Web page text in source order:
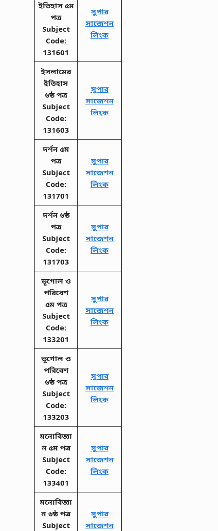
ইতিহাস ৫ম
পত্র
Subject
Code:
131601
সুপার
সাজেশন
লিংক
ইসলামের
ইতিহাস
৬ষ্ঠ পত্র
Subject
Code:
131603
সুপার
সাজেশন
লিংক
দর্শন ৫ম
পত্র
Subject
Code:
131701
সুপার
সাজেশন
লিংক
দর্শন ৬ষ্ঠ
পত্র
Subject
Code:
131703
সুপার
সাজেশন
লিংক
ভূগোল ও
পরিবেশ
৫ম পত্র
Subject
Code:
133201
সুপার
সাজেশন
লিংক
ভূগোল ও
পরিবেশ
৬ষ্ঠ পত্র
Subject
Code:
133203
সুপার
সাজেশন
লিংক
মনোবিজ্ঞা
ন ৫ম পত্র
Subject
Code:
133401
সুপার
সাজেশন
লিংক
মনোবিজ্ঞা
ন ৬ষ্ঠ পত্র
Subject
সুপার
সাজেশন